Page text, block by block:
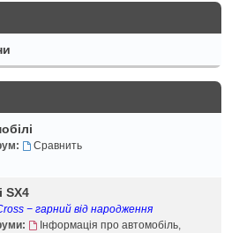
Сравнить
SX4
− гарний від народження
Інформація про автомобіль,